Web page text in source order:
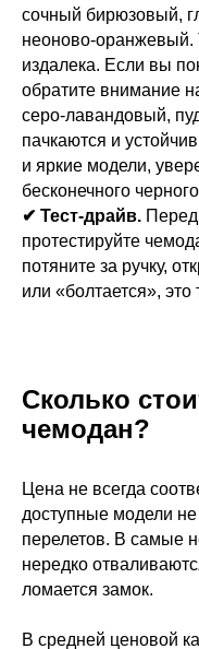
сочный бирюзовый,
неоново-оранжевый.
издалека. Если вы
обратите внимание
серо-лавандовый,
пачкаются и
и яркие модели,
бесконечного
✔ Тест-драйв. Перед
протестируйте
потяните за ручку,
или «болтается»,
Сколько
чемодан?
Цена не всегда
доступные модели
перелетов. В самые
нередко
ломается замок.
В средней ценовой